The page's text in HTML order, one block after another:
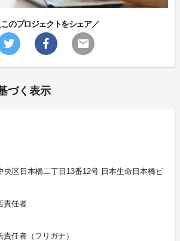
このプロジェクトをシェア／
づく表示
区日本橋二丁目13番12号 日本生命日本橋ビ
責任者
任者（フリガナ）